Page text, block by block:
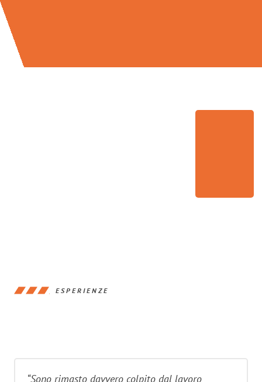
ESPERIENZE
“Sono rimasto davvero colpito dal lavoro